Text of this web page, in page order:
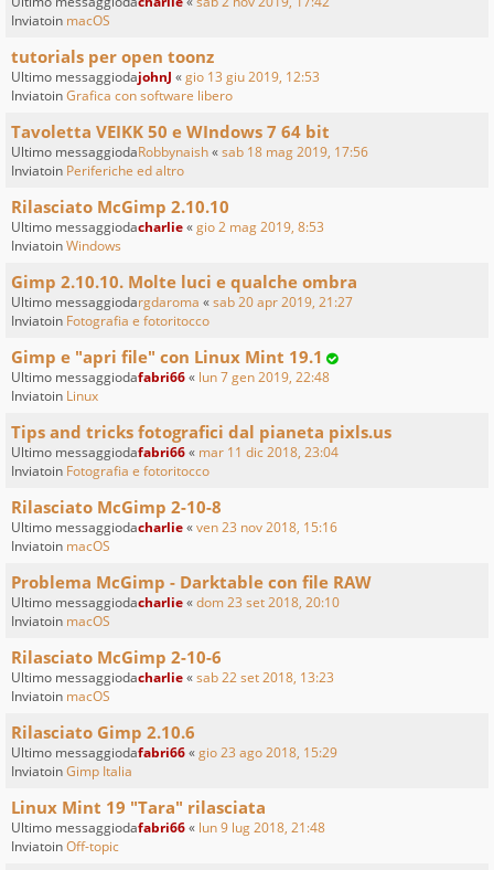
Inviatoin macOS
tutorials per open toonz
Ultimo messaggiodajohnJ «gio 13 giu 2019, 12:53
InviatoinGrafica con software libero
Tavoletta VEIKK 50 e WIndows 7 64 bit
Ultimo messaggiodaRobbynaish«sab 18 mag 2019, 17:56
Inviatoin Periferiche ed altro
Rilasciato McGimp 2.10.10
Ultimo messaggiodacharlie«gio 2 mag 2019, 8:53
InviatoinWindows
Gimp 2.10.10. Molte luci e qualche ombra
Ultimo messaggiodargdaroma «sab 20 apr 2019, 21:27
Inviatoin Fotografia e fotoritocco
Gimp e "apri file" con Linux Mint 19.1
Ultimo messaggiodafabri66« lun 7 gen 2019, 22:48
Inviatoin Linux
Tips and tricks fotografici dal pianeta pixls.us
Ultimo messaggiodafabri66« mar 11 dic 2018, 23:04
Inviatoin Fotografia e fotoritocco
Rilasciato McGimp 2-10-8
Ultimo messaggiodacharlie«ven 23 nov 2018, 15:16
Inviatoin macOS
Problema McGimp - Darktable con file RAW
Ultimo messaggiodacharlie«dom 23 set 2018, 20:10
Inviatoin macOS
Rilasciato McGimp 2-10-6
Ultimo messaggiodacharlie«sab 22 set 2018, 13:23
Inviatoin macOS
Rilasciato Gimp 2.10.6
Ultimo messaggiodafabri66«gio 23 ago 2018, 15:29
InviatoinGimp Italia
Linux Mint 19 "Tara" rilasciata
Ultimo messaggiodafabri66« lun 9 lug 2018, 21:48
InviatoinOff-topic